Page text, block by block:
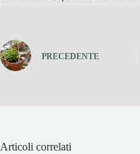
PRECEDENTE
Articoli correlati